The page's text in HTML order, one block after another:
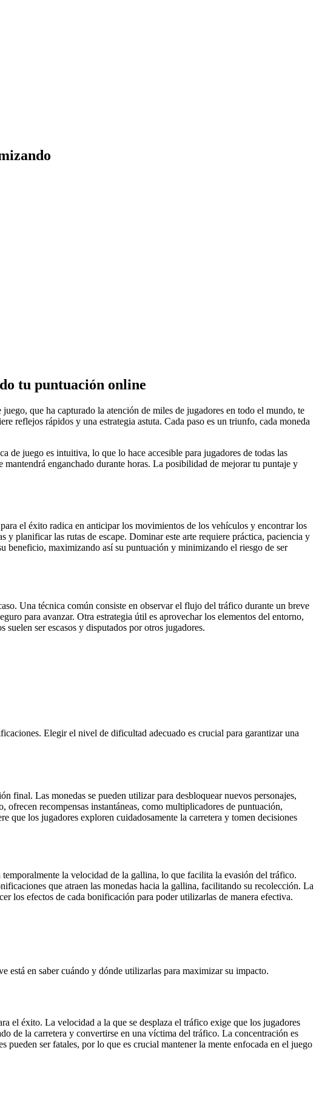
tu puntuación online
juego, que ha capturado la atención de miles de jugadores en todo el mundo, te
reflejos rápidos y una estrategia astuta. Cada paso es un triunfo, cada moneda
de juego es intuitiva, lo que lo hace accesible para jugadores de todas las
enganchado durante horas. La posibilidad de mejorar tu puntaje y
el éxito radica en anticipar los movimientos de los vehículos y encontrar los
planificar las rutas de escape. Dominar este arte requiere práctica, paciencia y
beneficio, maximizando así su puntuación y minimizando el riesgo de ser
Una técnica común consiste en observar el flujo del tráfico durante un breve
para avanzar. Otra estrategia útil es aprovechar los elementos del entorno,
ser escasos y disputados por otros jugadores.
Elegir el nivel de dificultad adecuado es crucial para garantizar una
final. Las monedas se pueden utilizar para desbloquear nuevos personajes,
recompensas instantáneas, como multiplicadores de puntuación,
que los jugadores exploren cuidadosamente la carretera y tomen decisiones
la velocidad de la gallina, lo que facilita la evasión del tráfico.
que atraen las monedas hacia la gallina, facilitando su recolección. La
los efectos de cada bonificación para poder utilizarlas de manera efectiva.
está en saber cuándo y dónde utilizarlas para maximizar su impacto.
el éxito. La velocidad a la que se desplaza el tráfico exige que los jugadores
de la carretera y convertirse en una víctima del tráfico. La concentración es
ser fatales, por lo que es crucial mantener la mente enfocada en el juego